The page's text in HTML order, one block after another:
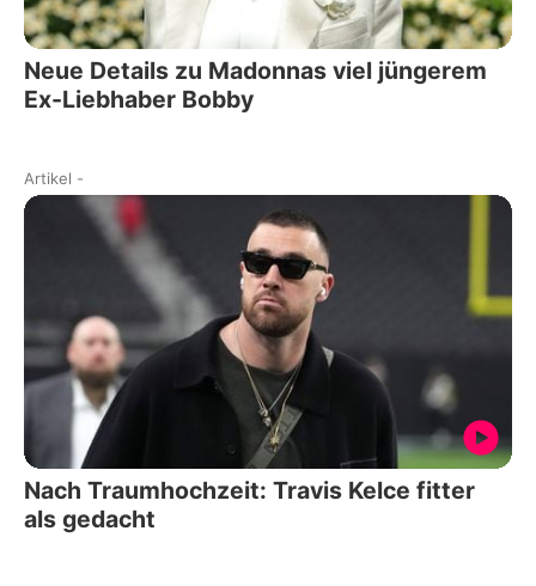
Neue Details zu Madonnas viel jüngerem
Ex-Liebhaber Bobby
Artikel -
Nach Traumhochzeit: Travis Kelce fitter
als gedacht